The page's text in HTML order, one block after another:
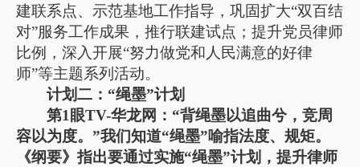
建联系点、示范基地工作指导，巩固扩大“双百结
对”服务工作成果，推行联建试点；提升党员律师
比例，深入开展“努力做党和人民满意的好律
师”等主题系列活动。
计划二：“绳墨”计划
第1眼TV-华龙网：“背绳墨以追曲兮，竞周
容以为度。”我们知道“绳墨”喻指法度、规矩。
《纲要》指出要通过实施“绳墨”计划，提升律师